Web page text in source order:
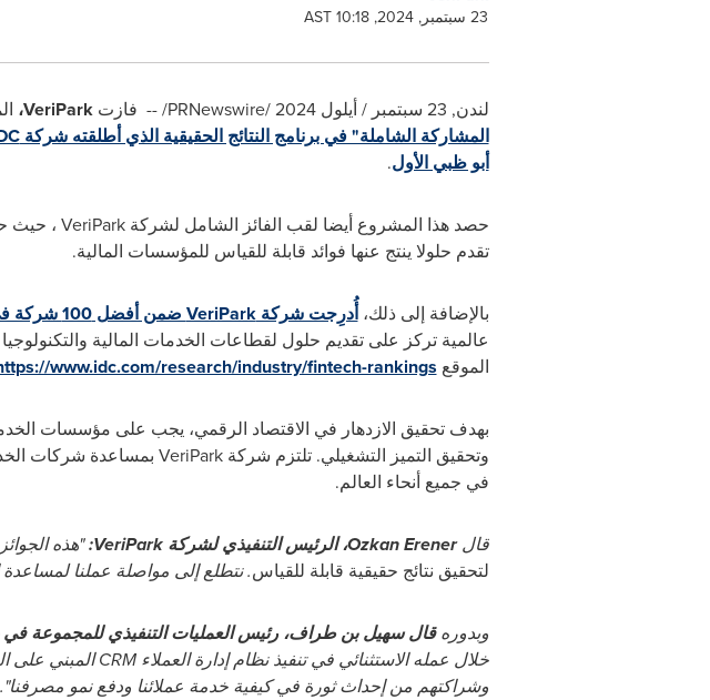
23 سبتمبر, 2024, 10:18 AST
لندن, 23 سبتمبر / أيلول 2024 /PRNewswire/ -- فازت VeriPark،
المشاركة الشاملة" في برنامج النتائج الحقيقية الذي أطلقته شركة
أبو ظبي الأول.
حصد هذا المشروع أيضا لقب الفائز الشامل لشركةVeriPark ، حيث
تقدم حلولا ينتج عنها فوائد قابلة للقياس للمؤسسات المالية.
بالإضافة إلى ذلك،أُدرِجت شركةVeriPark ضمن أفضل 100 شركة في تصنيفات
عالمية تركز على تقديم حلول لقطاعات الخدمات المالية والتكنولوجيا
الموقع www.idc.com/research/industry/fintech-rankings
بهدف تحقيق الازدهار في الاقتصاد الرقمي، يجب على مؤسسات
وتحقيق التميز التشغيلي. تلتزم شركة VeriPark بمساعدة شركات
في جميع أنحاء العالم.
قالOzkan Erener، الرئيس التنفيذي لشركةVeriPark
:"هذه
لتحقيق نتائج حقيقية قابلة للقياس. نتطلع إلى مواصلة عملنا
وبدورهقال سهيل بن طراف، رئيس العمليات التنفيذي للمجموعة في
خلال عمله الاستثنائي في تنفيذ نظام إدارة العملاءCRM المبني على
وشراكتهم من إحداث ثورة في كيفية خدمة عملائنا ودفع نمو مصرفنا".